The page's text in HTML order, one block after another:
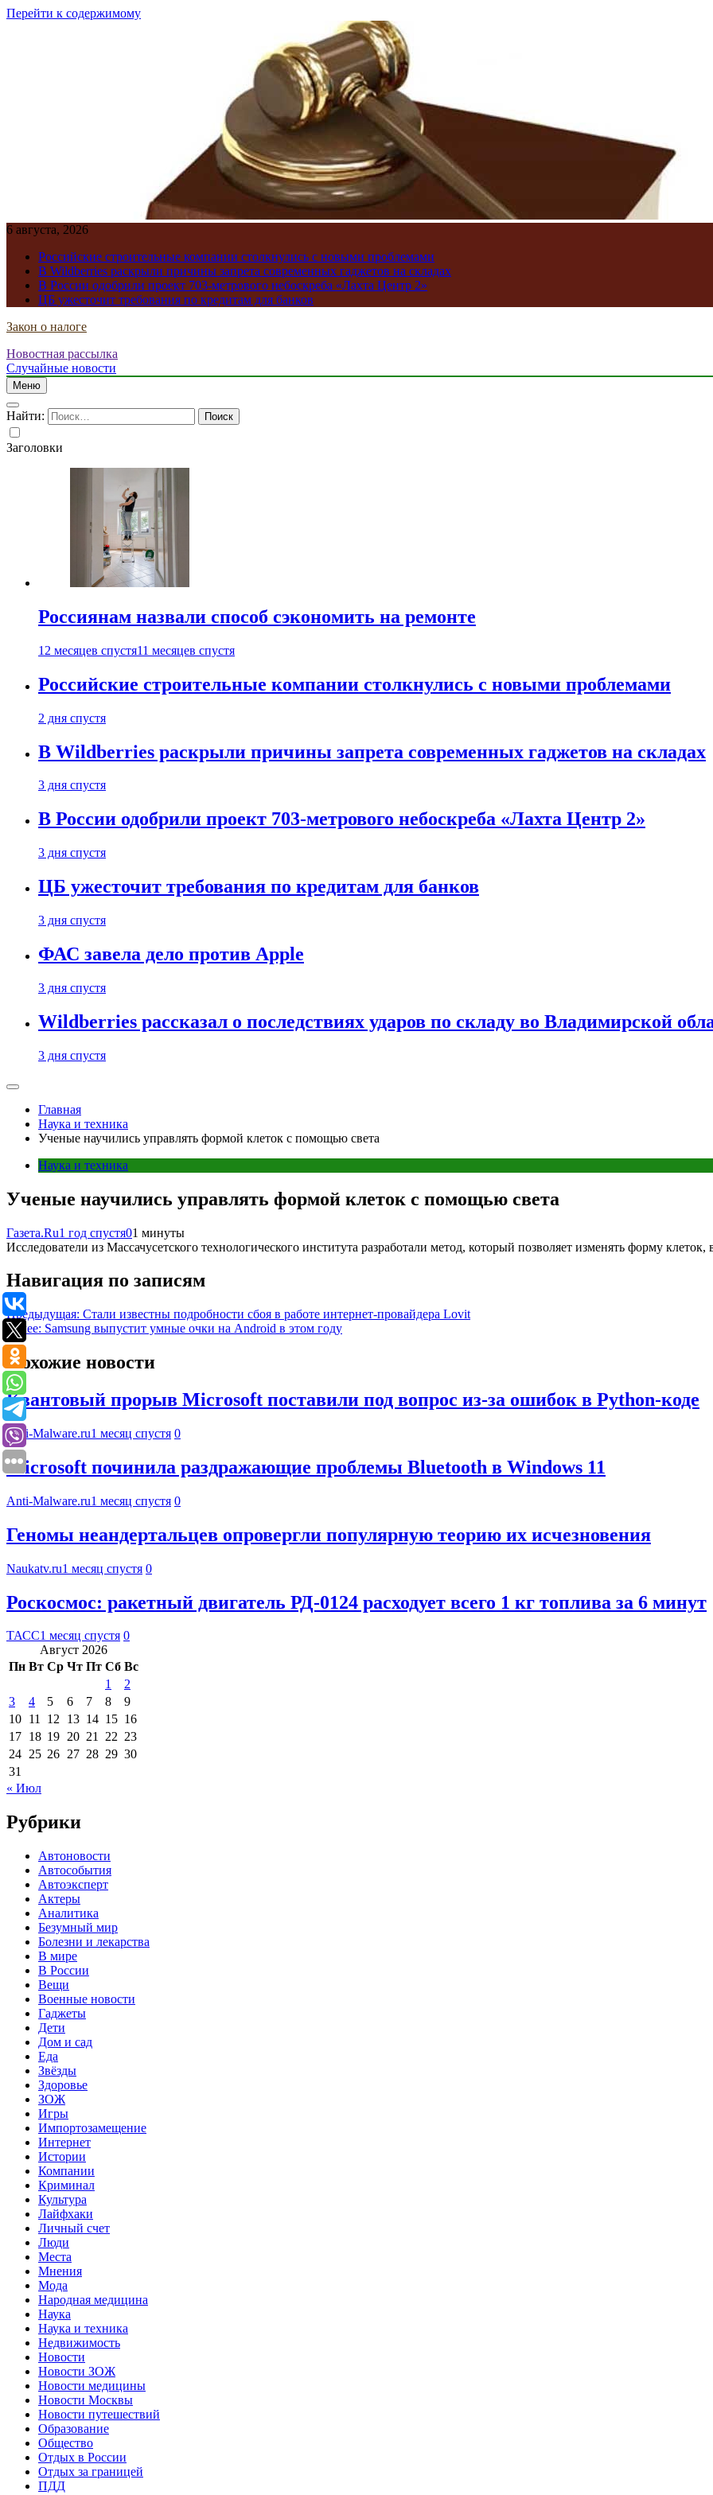
Перейти к содержимому
6 августа, 2026
Российские строительные компании столкнулись с новыми проблемами
В Wildberries раскрыли причины запрета современных гаджетов на складах
В России одобрили проект 703-метрового небоскреба «Лахта Центр 2»
ЦБ ужесточит требования по кредитам для банков
Закон о налоге
Новостная рассылка
Случайные новости
Меню
Найти:
Заголовки
Россиянам назвали способ сэкономить на ремонте
12 месяцев спустя11 месяцев спустя
Российские строительные компании столкнулись с новыми проблемами
2 дня спустя
В Wildberries раскрыли причины запрета современных гаджетов на складах
3 дня спустя
В России одобрили проект 703-метрового небоскреба «Лахта Центр 2»
3 дня спустя
ЦБ ужесточит требования по кредитам для банков
3 дня спустя
ФАС завела дело против Apple
3 дня спустя
Wildberries рассказал о последствиях ударов по складу во Владимирской
3 дня спустя
Главная
Наука и техника
Ученые научились управлять формой клеток с помощью света
Наука и техника
Ученые научились управлять формой клеток с помощью света
Газета.Ru1 год спустя01 минуты
Исследователи из Массачусетского технологического института разработали метод, который позволяет изменять форму клеток,
Навигация по записям
Предыдущая: Стали известны подробности сбоя в работе интернет-провайдера Lovit
Далее: Samsung выпустит умные очки на Android в этом году
Похожие новости
Квантовый прорыв Microsoft поставили под вопрос из-за ошибок в Python-коде
Anti-Malware.ru1 месяц спустя 0
Microsoft починила раздражающие проблемы Bluetooth в Windows 11
Anti-Malware.ru1 месяц спустя 0
Геномы неандертальцев опровергли популярную теорию их исчезновения
Naukatv.ru1 месяц спустя 0
Роскосмос: ракетный двигатель РД-0124 расходует всего 1 кг топлива за 6 минут
ТАСС1 месяц спустя 0
Август 2026
Пн Вт Ср Чт Пт Сб Вс
1
2
3
4 5 6 7 8
9
10 11 12 13 14 15 16
17 18 19 20 21 22 23
24 25 26 27 28 29 30
31
« Июл
Рубрики
Автоновости
Автособытия
Автоэксперт
Актеры
Аналитика
Безумный мир
Болезни и лекарства
В мире
В России
Вещи
Военные новости
Гаджеты
Дети
Дом и сад
Еда
Звёзды
Здоровье
ЗОЖ
Игры
Импортозамещение
Интернет
Истории
Компании
Криминал
Культура
Лайфхаки
Личный счет
Люди
Места
Мнения
Мода
Народная медицина
Наука
Наука и техника
Недвижимость
Новости
Новости ЗОЖ
Новости медицины
Новости Москвы
Новости путешествий
Образование
Общество
Отдых в России
Отдых за границей
ПДД